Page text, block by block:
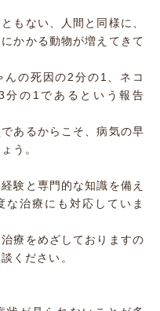
もない、人間と同様に、
かかる動物が増えてきて
んの死因の2分の1、ネコ
分の1であるという報告
あるからこそ、病気の早
う。
験と専門的な知識を備え
な治療にも対応していま
療をめざしておりますの
ください。